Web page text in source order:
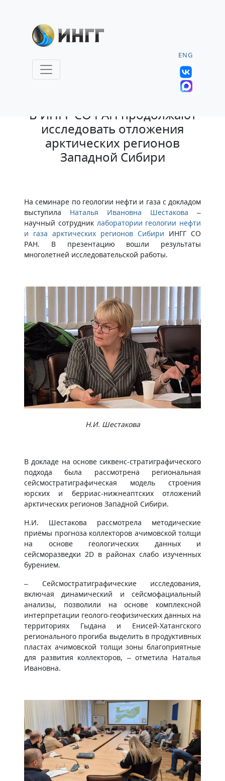
ENG
В ИНГГ СО РАН продолжают
исследовать отложения
арктических регионов
Западной Сибири
На семинаре по геологии нефти и газа с докладом
выступила Наталья Ивановна Шестакова –
научный сотрудник лаборатории геологии нефти
и газа арктических регионов Сибири ИНГГ СО
РАН. В презентацию вошли результаты
многолетней исследовательской работы.
Н.И. Шестакова
В докладе на основе сиквенс-стратиграфического
подхода была рассмотрена региональная
сейсмостратиграфическая модель строения
юрских и берриас-нижнеаптских отложений
арктических регионов Западной Сибири.
Н.И. Шестакова рассмотрела методические
приёмы прогноза коллекторов ачимовской толщи
на основе геологических данных и
сейсморазведки 2D в районах слабо изученных
бурением.
– Сейсмостратиграфические исследования,
включая динамический и сейсмофациальный
анализы, позволили на основе комплексной
интерпретации геолого-геофизических данных на
территориях Гыдана и Енисей-Хатангского
регионального прогиба выделить в продуктивных
пластах ачимовской толщи зоны благоприятные
для развития коллекторов, – отметила Наталья
Ивановна.